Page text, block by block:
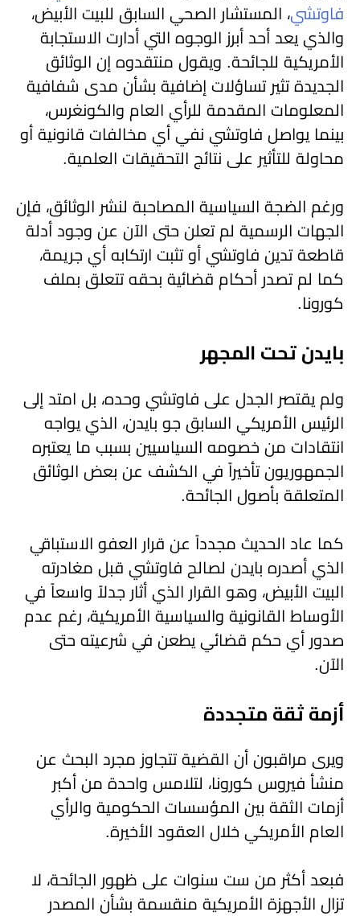
فاوتشي، المستشار الصحي السابق للبيت الأبيض،
والذي يعد أحد أبرز الوجوه التي أدارت الاستجابة
الأمريكية للجائحة. ويقول منتقدوه إن الوثائق
الجديدة تثير تساؤلات إضافية بشأن مدى شفافية
المعلومات المقدمة للرأي العام والكونغرس،
بينما يواصل فاوتشي نفي أي مخالفات قانونية أو
محاولة للتأثير على نتائج التحقيقات العلمية.
ورغم الضجة السياسية المصاحبة لنشر الوثائق، فإن
الجهات الرسمية لم تعلن حتى الآن عن وجود أدلة
قاطعة تدين فاوتشي أو تثبت ارتكابه أي جريمة،
كما لم تصدر أحكام قضائية بحقه تتعلق بملف
كورونا.
بايدن تحت المجهر
ولم يقتصر الجدل على فاوتشي وحده، بل امتد إلى
الرئيس الأمريكي السابق جو بايدن، الذي يواجه
انتقادات من خصومه السياسيين بسبب ما يعتبره
الجمهوريون تأخيراً في الكشف عن بعض الوثائق
المتعلقة بأصول الجائحة.
كما عاد الحديث مجدداً عن قرار العفو الاستباقي
الذي أصدره بايدن لصالح فاوتشي قبل مغادرته
البيت الأبيض، وهو القرار الذي أثار جدلاً واسعاً في
الأوساط القانونية والسياسية الأمريكية، رغم عدم
صدور أي حكم قضائي يطعن في شرعيته حتى
الآن.
أزمة ثقة متجددة
ويرى مراقبون أن القضية تتجاوز مجرد البحث عن
منشأ فيروس كورونا، لتلامس واحدة من أكبر
أزمات الثقة بين المؤسسات الحكومية والرأي
العام الأمريكي خلال العقود الأخيرة.
فبعد أكثر من ست سنوات على ظهور الجائحة، لا
تزال الأجهزة الأمريكية منقسمة بشأن المصدر